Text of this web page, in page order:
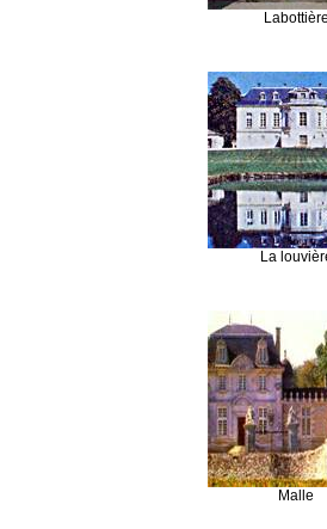
La
Malle